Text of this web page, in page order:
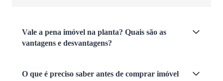
Vale a pena imóvel na planta? Quais são as
vantagens e desvantagens?
O que é preciso saber antes de comprar imóvel